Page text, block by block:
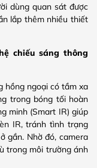
dùng quan sát được
lắp thêm nhiều thiết
chiếu sáng thông
hồng ngoại có tầm xa
trong bóng tối hoàn
minh (Smart IR) giúp
IR, tránh tình trạng
gần. Nhờ đó, camera
trong môi trường ánh